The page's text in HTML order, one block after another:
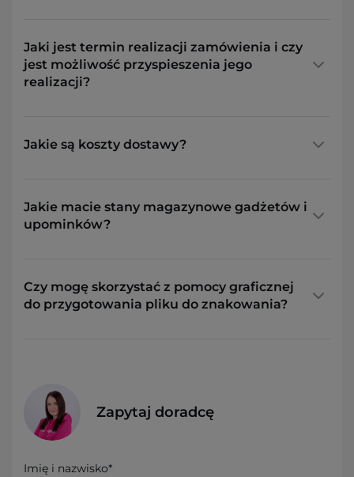
Jaki jest termin realizacji zamówienia i czy
jest możliwość przyspieszenia jego
realizacji?
Jakie są koszty dostawy?
Jakie macie stany magazynowe gadżetów i
upominków?
Czy mogę skorzystać z pomocy graficznej
do przygotowania pliku do znakowania?
Zapytaj doradcę
Imię i nazwisko*